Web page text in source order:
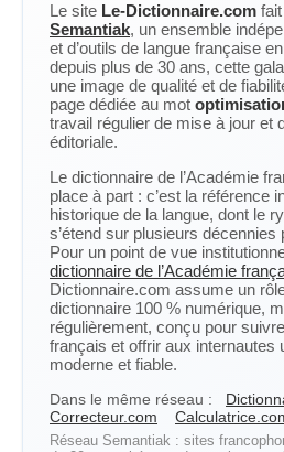
Le site Le-Dictionnaire.com
Semantiak, un ensemble
et d’outils de langue française
depuis plus de 30 ans, cette
une image de qualité et de
page dédiée au mot
travail régulier de mise à jour et
éditoriale.
Le dictionnaire de l’Académie
place à part : c’est la référence
historique de la langue, dont le
s’étend sur plusieurs décennies
Pour un point de vue
dictionnaire de l’Académie
Dictionnaire.com assume un
dictionnaire 100 % numérique,
régulièrement, conçu pour
français et offrir aux internautes
moderne et fiable.
Dans le même réseau :
Correcteur.com
Réseau Semantiak : sites